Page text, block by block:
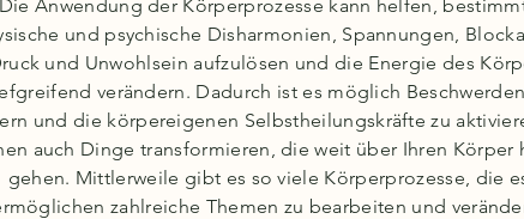
Die Anwendung der Körperprozesse kann helfen,
und psychische Disharmonien, Spannungen,
und Unwohlsein aufzulösen und die Energie des
verändern. Dadurch ist es möglich
und die körpereigenen Selbstheilungskräfte zu
auch Dinge transformieren, die weit über Ihren Körper
gehen. Mittlerweile gibt es so viele Körperprozesse, die
zahlreiche Themen zu bearbeiten und